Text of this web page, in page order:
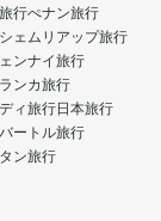
行ぺナン旅行
シェムリアップ旅行
ンナイ旅行
ンカ旅行
ィ旅行日本旅行
ートル旅行
ン旅行